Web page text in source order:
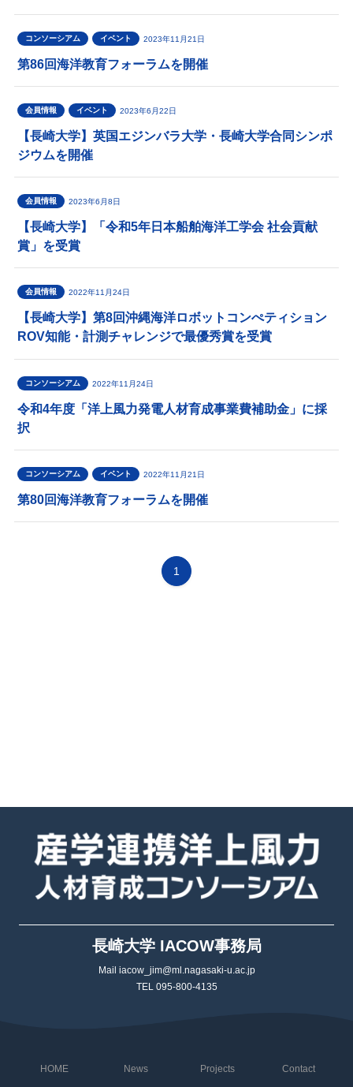
コンソーシアム イベント 2023年11月21日
第86回海洋教育フォーラムを開催
会員情報 イベント 2023年6月22日
【長崎大学】英国エジンバラ大学・長崎大学合同シンポ
ジウムを開催
会員情報 2023年6月8日
【長崎大学】「令和5年日本船舶海洋工学会 社会貢献
賞」を受賞
会員情報 2022年11月24日
【長崎大学】第8回沖縄海洋ロボットコンぺティション
ROV知能・計測チャレンジで最優秀賞を受賞
コンソーシアム 2022年11月24日
令和4年度「洋上風力発電人材育成事業費補助金」に採
択
コンソーシアム イベント 2022年11月21日
第80回海洋教育フォーラムを開催
1
長崎大学 IACOW事務局
Mail iacow_jim@ml.nagasaki-u.ac.jp
TEL 095-800-4135
HOME News Projects Contact